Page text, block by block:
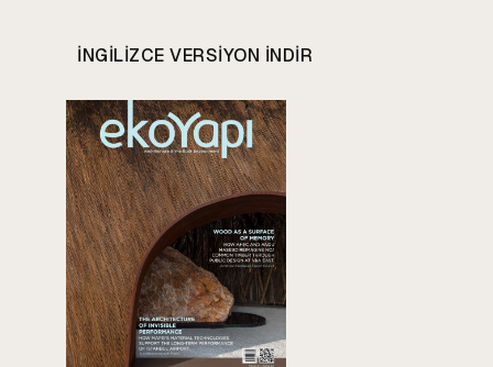
INGILIZCE VERSIYON INDIR